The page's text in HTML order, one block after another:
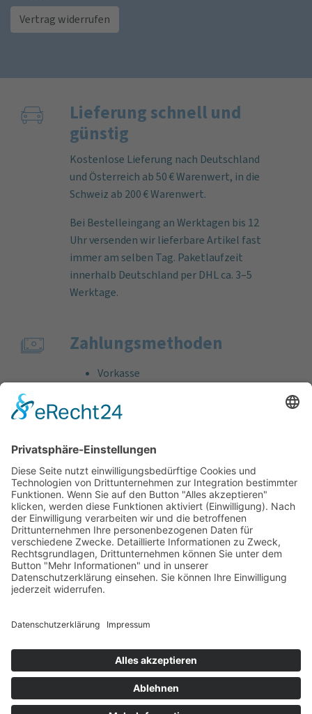
Vertrag widerrufen
Lieferung schnell und
günstig
Kostenlose Lieferung nach Deutschland
und Österreich ab 50 € Warenwert, in die
Schweiz ab 200 € Warenwert.
Bei Bestelleingang an Werktagen bis 12
Uhr versenden wir lieferbare Artikel fast
immer am selben Tag. Paketlaufzeit
innerhalb Deutschland per DHL ca. 3–5
Werktage.
Zahlungs­methoden
Vorkasse
Bankeinzug
Kreditkarte (VISA & MasterCard)
Support
Kostenlose Beratung vor und nach dem
Kauf!
Qualität